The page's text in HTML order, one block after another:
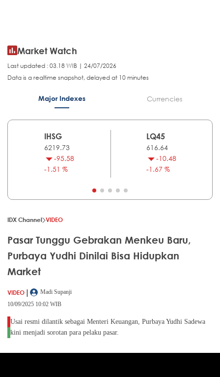
Market Watch
Last updated : 03.18 WIB | 24/07/2026
Data is a realtime snapshot, delayed at 10 minutes
Major Indexes Currencies
IHSG
6219.73
-95.58
-1.51 %
LQ45
616.64
-10.48
-1.67 %
IDX Channel VIDEO
Pasar Tunggu Gebrakan Menkeu Baru,
Purbaya Yudhi Dinilai Bisa Hidupkan
Market
VIDEO |
Madi Supanji
10/09/2025 10:02 WIB
Usai resmi dilantik sebagai Menteri Keuangan, Purbaya Yudhi Sadewa
kini menjadi sorotan para pelaku pasar.